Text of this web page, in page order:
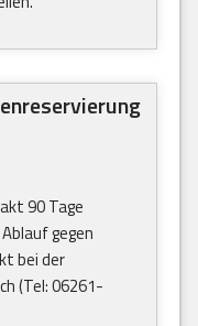
90 Tage
gegen
bei der
(Tel: 06261-